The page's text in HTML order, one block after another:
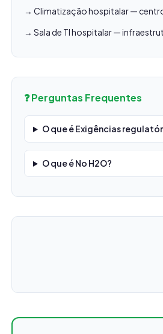
→ Climatização hospitalar —
→ Sala de TI hospitalar —
❓ Perguntas Frequentes
O que é Exigências
O que é No H2O?